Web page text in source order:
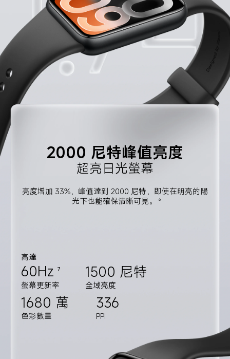
2000 尼特峰值亮度
超亮日光螢幕
亮度增加 33%，峰值達到 2000 尼特，即使在明亮的陽
光下也能確保清晰可見。
6
高達
60Hz 7
螢幕更新率
1500 尼特
全域亮度
1680 萬
色彩數量
336
PPI